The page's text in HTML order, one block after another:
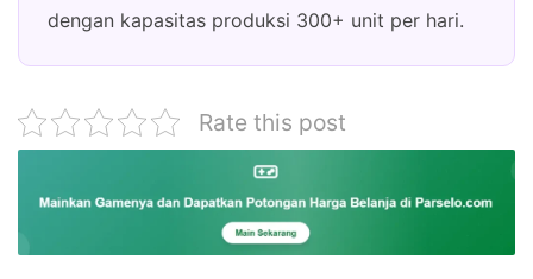
dengan kapasitas produksi 300+ unit per hari.
Rate this post